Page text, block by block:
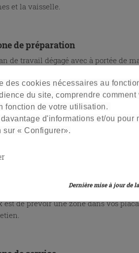
et la vaisselle.
de préparation
de travail dégagé avec à portée de
de cuisson
la zone chaude avec la plaque de
la zone de stockage de vos denrées
est de prévoir une zone dans vos
des cookies nécessaires au
du site, comprendre
fonction de votre utilisation.
d'informations et/ou pour
sur « Configurer».
Dernière mise à jour de